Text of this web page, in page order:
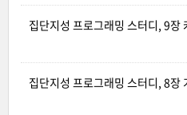
집단지성 프로그래밍 스터디, 9장
집단지성 프로그래밍 스터디, 8장